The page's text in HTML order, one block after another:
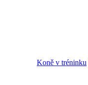
Koně v tréninku